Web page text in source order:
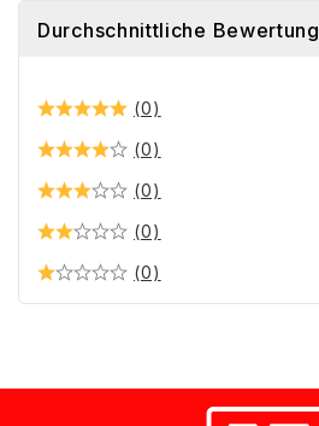
Durchschnittliche Bewertung
(0)
(0)
(0)
(0)
(0)